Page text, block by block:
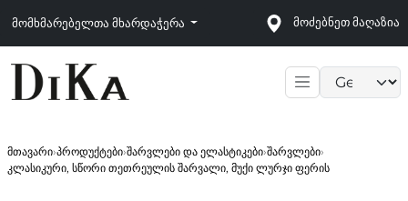
მომხმარებელთა მხარდაჭერა მოძებნეთ მაღაზია
მთავარი›პროდუქტები›შარვლები და ელასტიკები›შარვლები›
კლასიკური, სწორი თეთრეულის შარვალი, მუქი ლურჯი ფერის